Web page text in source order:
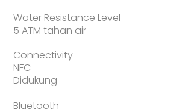
Water Resistance Level
5 ATM tahan air
Connectivity
NFC
Didukung
Bluetooth